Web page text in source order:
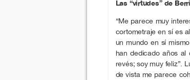
Las “virtudes” de
“Me parece muy
cortometraje en sí es
un mundo en sí
han dedicado años
revés; soy muy feliz”.
de vista me parece